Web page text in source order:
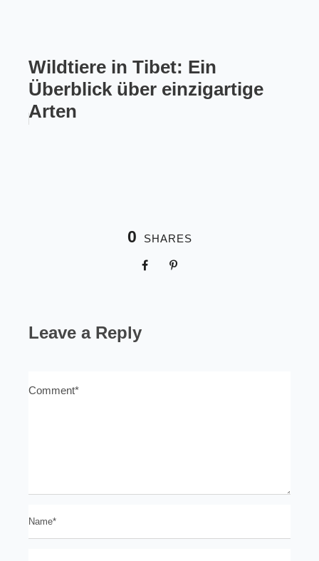
Wildtiere in Tibet: Ein
Überblick über einzigartige
Arten
0 SHARES
Leave a Reply